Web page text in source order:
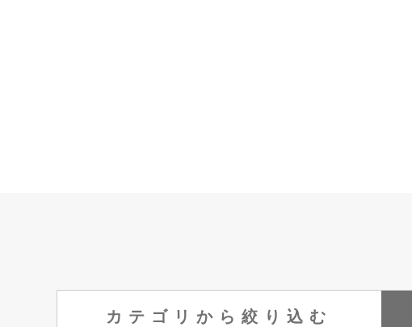
カテゴリから絞り込む